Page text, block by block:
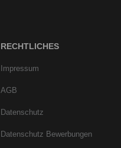
RECHTLICHES
Impressum
AGB
Datenschutz
Datenschutz Bewerbungen